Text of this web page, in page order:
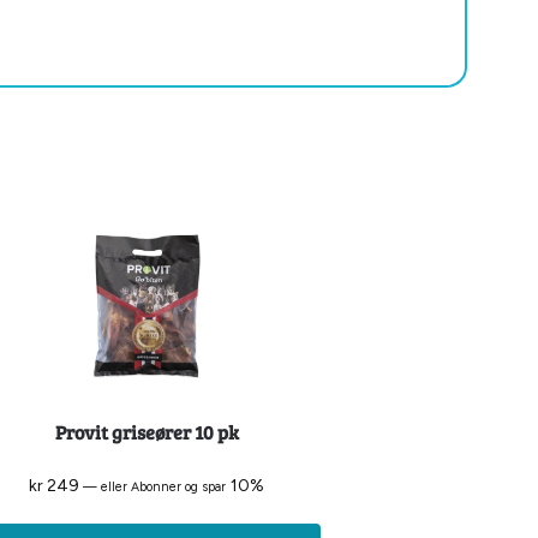
Provit griseører 10 pk
kr249 —eller Abonner og spar 10%